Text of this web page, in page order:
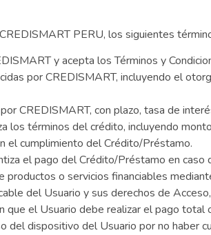
PERU, los siguientes
y acepta los Términos y
por CREDISMART, incluyendo el
CREDISMART, con plazo, tasa de
los términos del crédito, incluyendo
el cumplimiento del Crédito/Préstamo.
el pago del Crédito/Préstamo en caso
productos o servicios financiables
del Usuario y sus derechos de
que el Usuario debe realizar el pago total
del dispositivo del Usuario por no haber